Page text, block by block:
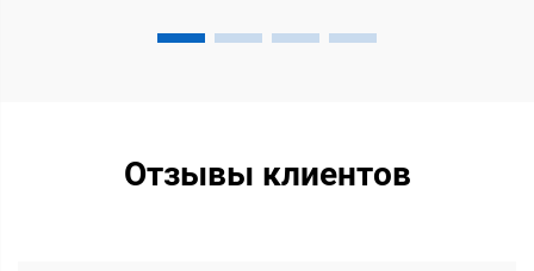
Отзывы клиентов